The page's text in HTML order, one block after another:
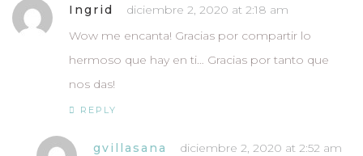
Ingrid
diciembre 2, 2020 at 2:18 am
Wow me encanta! Gracias por compartir lo
hermoso que hay en ti… Gracias por tanto que
nos das!
REPLY
gvillasana
diciembre 2, 2020 at 2:52 am